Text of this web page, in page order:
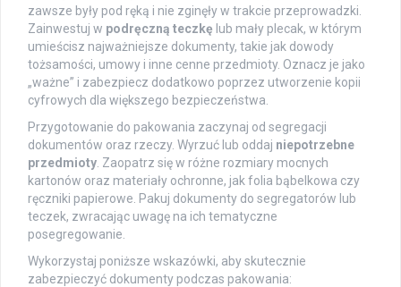
zawsze były pod ręką i nie zginęły w trakcie przeprowadzki.
Zainwestuj w podręczną teczkę lub mały plecak, w którym
umieścisz najważniejsze dokumenty, takie jak dowody
tożsamości, umowy i inne cenne przedmioty. Oznacz je jako
„ważne” i zabezpiecz dodatkowo poprzez utworzenie kopii
cyfrowych dla większego bezpieczeństwa.
Przygotowanie do pakowania zaczynaj od segregacji
dokumentów oraz rzeczy. Wyrzuć lub oddaj niepotrzebne
przedmioty . Zaopatrz się w różne rozmiary mocnych
kartonów oraz materiały ochronne, jak folia bąbelkowa czy
ręczniki papierowe. Pakuj dokumenty do segregatorów lub
teczek, zwracając uwagę na ich tematyczne
posegregowanie.
Wykorzystaj poniższe wskazówki, aby skutecznie
zabezpieczyć dokumenty podczas pakowania: